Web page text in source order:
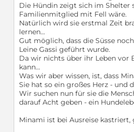
Die Hündin zeigt sich im
Familienmitglied mit Fell wäre.
Natürlich wird sie erstmal Zeit
lernen...
Gut möglich, dass die Süsse
Leine Gassi geführt wurde.
Da wir nichts über ihr Leben vor
kann...
Was wir aber wissen, ist, dass
Sie hat so ein großes Herz - und
Wir suchen nun für sie die
darauf Acht geben - ein
Minami ist bei Ausreise